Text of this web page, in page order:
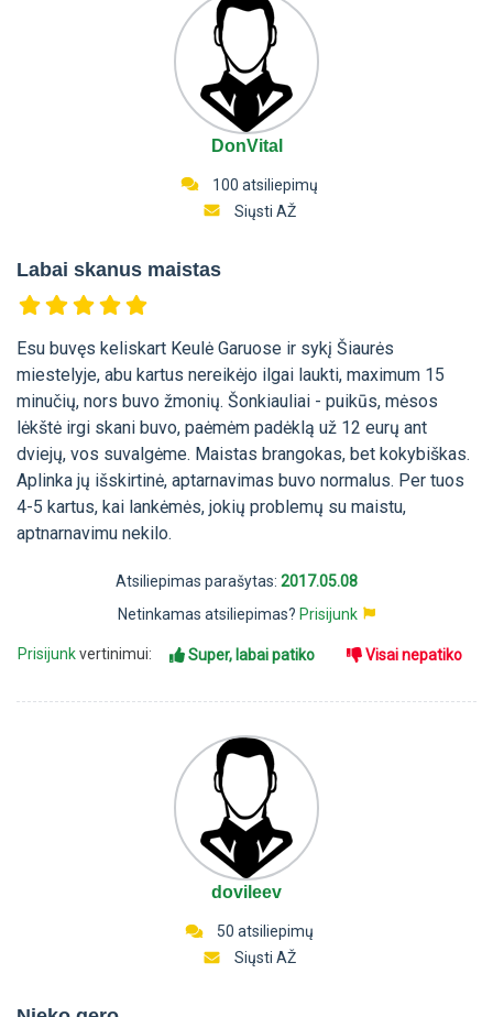
DonVital
100 atsiliepimų
Siųsti AŽ
Labai skanus maistas
Esu buvęs keliskart Keulė Garuose ir sykį Šiaurės
miestelyje, abu kartus nereikėjo ilgai laukti, maximum 15
minučių, nors buvo žmonių. Šonkiauliai - puikūs, mėsos
lėkštė irgi skani buvo, paėmėm padėklą už 12 eurų ant
dviejų, vos suvalgėme. Maistas brangokas, bet kokybiškas.
Aplinka jų išskirtinė, aptarnavimas buvo normalus. Per tuos
4-5 kartus, kai lankėmės, jokių problemų su maistu,
aptnarnavimu nekilo.
Atsiliepimas parašytas: 2017.05.08
Netinkamas atsiliepimas? Prisijunk
Prisijunkvertinimui: Super, labai patiko Visai nepatiko
dovileev
50 atsiliepimų
Siųsti AŽ